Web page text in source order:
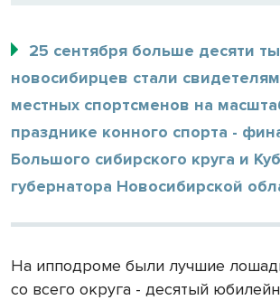
25 сентября больше десяти
новосибирцев стали
местных спортсменов на
празднике конного спорта -
Большого сибирского круга и
губернатора Новосибирской
На ипподроме были лучшие
со всего округа - десятый